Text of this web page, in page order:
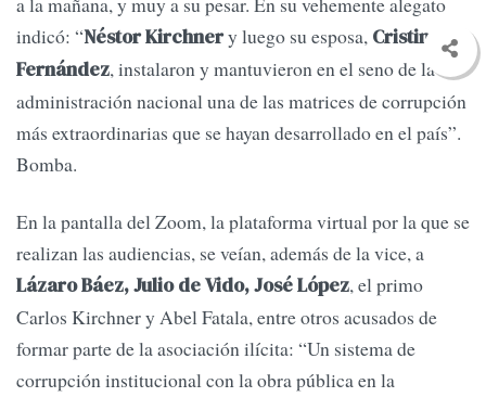
indicó: “Néstor Kirchnery luego su esposa, Cristina
Fernández, instalaron y mantuvieron en el seno de la
administración nacional una de las matrices de corrupción
más extraordinarias que se hayan desarrollado en el país”.
Bomba.
En la pantalla del Zoom, la plataforma virtual por la que se
realizan las audiencias, se veían, además de la vice, a
Lázaro Báez, Julio de Vido, José López, el primo
Carlos Kirchner y Abel Fatala, entre otros acusados de
formar parte de la asociación ilícita: “Un sistema de
corrupción institucional con la obra pública en la